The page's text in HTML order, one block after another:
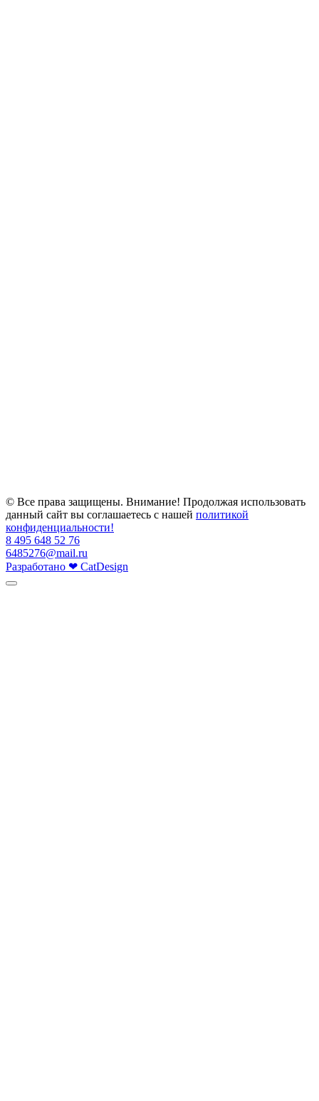
© Все права защищены. Внимание! Продолжая использовать
данный сайт вы соглашаетесь с нашей политикой
конфиденциальности!
8 495 648 52 76
6485276@mail.ru
Разработано ❤ CatDesign